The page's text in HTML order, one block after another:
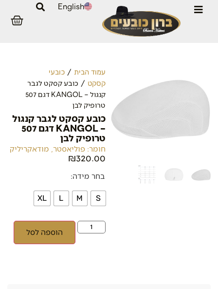
English
עמוד הבית /כובעי
קסקט / כובע קסקט לגבר
קנגול – KANGOL דגם 507
טרופיק לבן
כובע קסקט לגבר קנגול
– KANGOL דגם 507
טרופיק לבן
חומר: פוליאסטר, מודאקריליק
₪320.00
בחר מידה:
S
M
L
XL
הוספה לסל